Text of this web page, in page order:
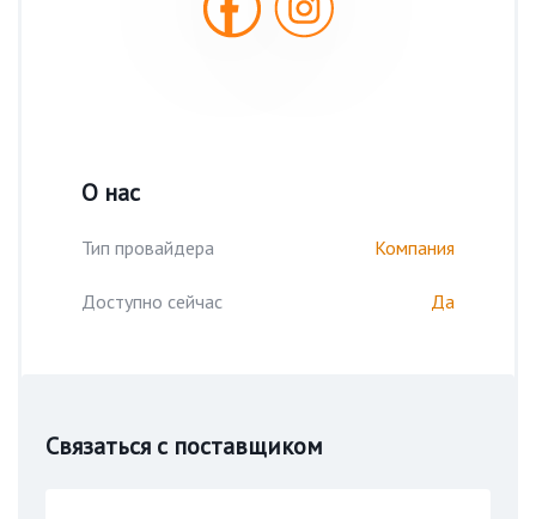
О нас
Тип провайдера Компания
Доступно сейчас Да
Связаться с поставщиком